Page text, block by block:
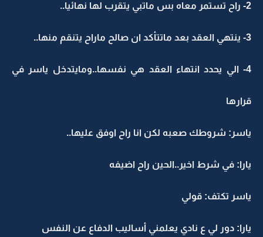
2- راح تستمر معاه بس ماتبي يتقرب لها نهائيا..
3- ينتهي العقد بعد ماتتأكد ان صالح ماراح يتنقم منها..
4- الي يحدد انتهاء العقد هي نفسها..ومايتدخل ياسر في
قرارها
ياسر: شروطك صعبه لكن انا راح اوفق عليها..
يارا: في شرط اخير..الحين راح اضيفه
ياسر تكتف: قولي
يارا: دور لي ع نادي يعلمني أساليب الدفاع عن النفس